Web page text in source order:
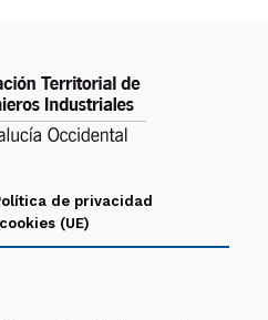
de privacidad
(UE)